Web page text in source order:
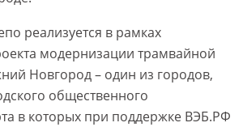
реализуется в рамках
модернизации трамвайной
Новгород – один из городов,
общественного
в которых при поддержке ВЭБ.РФ